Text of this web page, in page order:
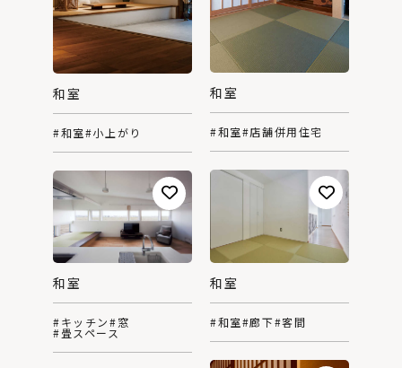
和室
#和室#小上がり
和室
#和室#店舗併用住宅
和室
#和室#廊下#客間
和室
#キッチン#窓
#畳スペース